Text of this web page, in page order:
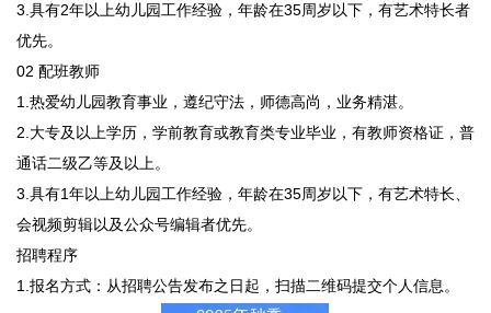
3.具有2年以上幼儿园工作经验，年龄在35周岁以下，有艺术特长者
优先。
02 配班教师
1.热爱幼儿园教育事业，遵纪守法，师德高尚，业务精湛。
2.大专及以上学历，学前教育或教育类专业毕业，有教师资格证，普
通话二级乙等及以上。
3.具有1年以上幼儿园工作经验，年龄在35周岁以下，有艺术特长、
会视频剪辑以及公众号编辑者优先。
招聘程序
1.报名方式：从招聘公告发布之日起，扫描二维码提交个人信息。